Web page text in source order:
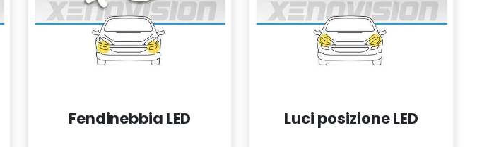
Fendinebbia LED Luci posizione LED